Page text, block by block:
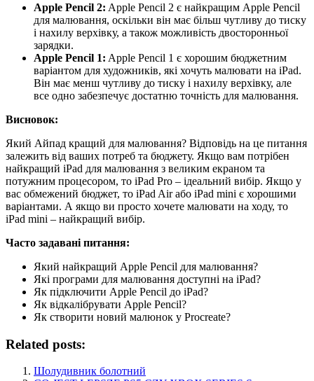
Apple Pencil 2: Apple Pencil 2 є найкращим Apple Pencil
для малювання, оскільки він має більш чутливу до тиску
і нахилу верхівку, а також можливість двосторонньої
зарядки.
Apple Pencil 1: Apple Pencil 1 є хорошим бюджетним
варіантом для художників, які хочуть малювати на iPad.
Він має менш чутливу до тиску і нахилу верхівку, але
все одно забезпечує достатню точність для малювання.
Висновок:
Який Айпад кращий для малювання? Відповідь на це питання
залежить від ваших потреб та бюджету. Якщо вам потрібен
найкращий iPad для малювання з великим екраном та
потужним процесором, то iPad Pro – ідеальний вибір. Якщо у
вас обмежений бюджет, то iPad Air або iPad mini є хорошими
варіантами. А якщо ви просто хочете малювати на ходу, то
iPad mini – найкращий вибір.
Часто задавані питання:
Який найкращий Apple Pencil для малювання?
Які програми для малювання доступні на iPad?
Як підключити Apple Pencil до iPad?
Як відкалібрувати Apple Pencil?
Як створити новий малюнок у Procreate?
Related posts:
Шолудивник болотний